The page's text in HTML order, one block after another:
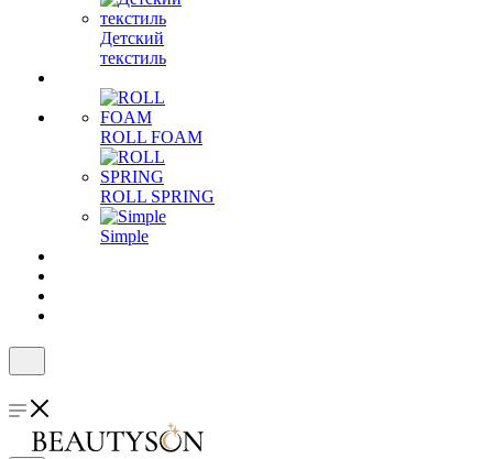
Детский
текстиль
ROLL FOAM
ROLL SPRING
Simple